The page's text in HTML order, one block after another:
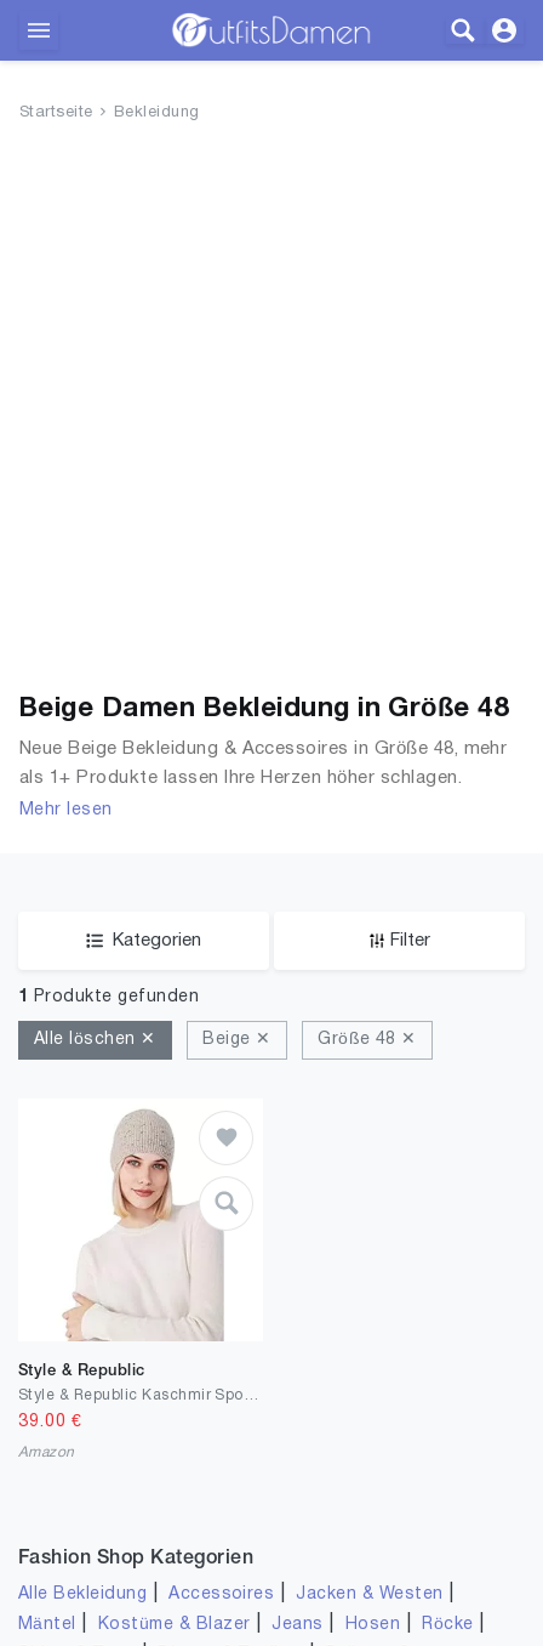
Startseite Bekleidung
Beige Damen Bekleidung in Größe 48
Neue Beige Bekleidung & Accessoires in Größe 48, mehr
als 1+ Produkte lassen Ihre Herzen höher schlagen.
Entdecken Sie unsere Auswahl an Tops, T-Shirts,
Mehr lesen
Kategorien Filter
1 Produkte gefunden
Alle löschen ✕ Beige ✕ Größe 48 ✕
Style & Republic
39.00 €
Amazon
Fashion Shop Kategorien
Alle Bekleidung |Accessoires Jacken & Westen
Mäntel Kostüme & Blazer Jeans Hosen Röcke